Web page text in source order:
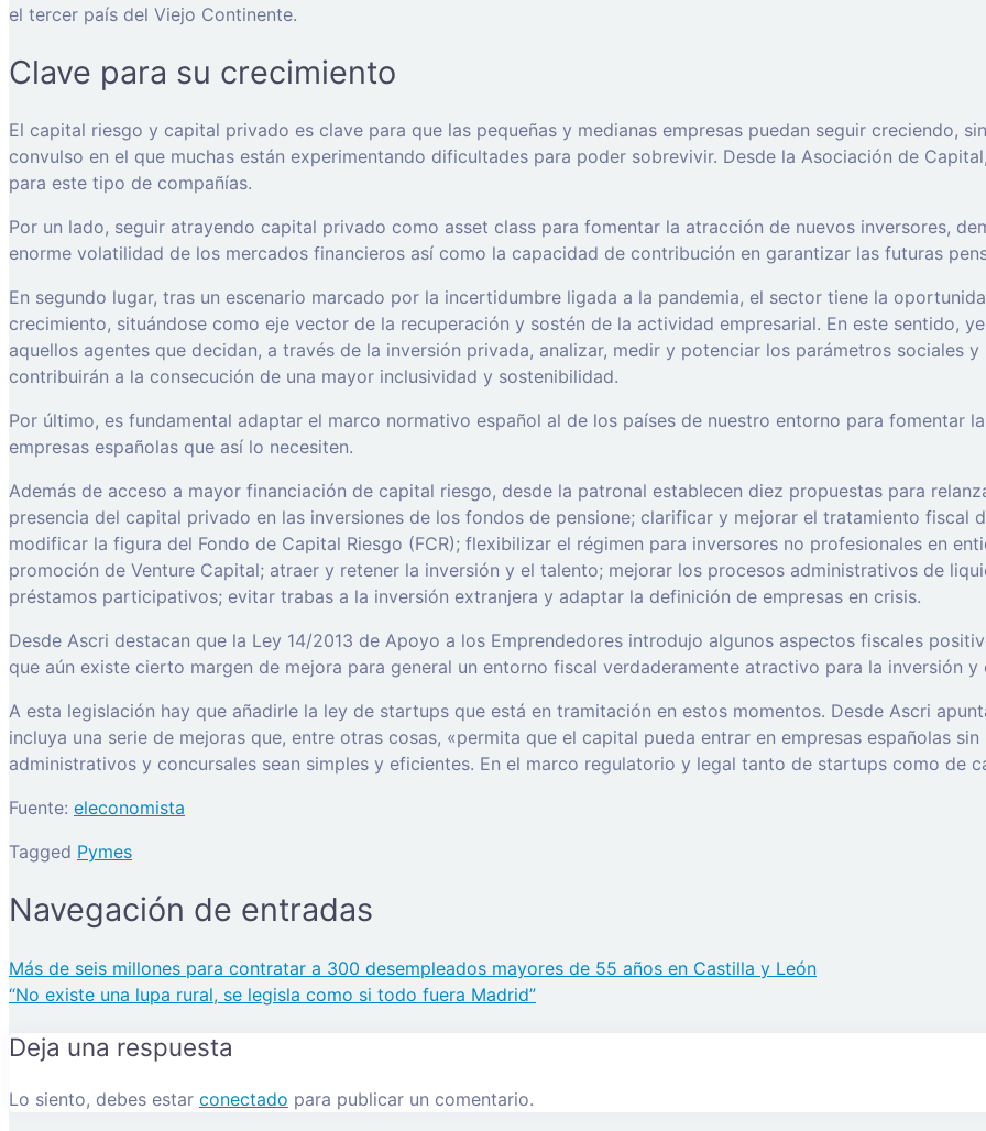
el tercer país del Viejo Continente.
Clave para su crecimiento
El capital riesgo y capital privado es clave para que las pequeñas y medianas empresas puedan seguir creciendo,
convulso en el que muchas están experimentando dificultades para poder sobrevivir. Desde la Asociación de
para este tipo de compañías.
Por un lado, seguir atrayendo capital privado como asset class para fomentar la atracción de nuevos inversores,
enorme volatilidad de los mercados financieros así como la capacidad de contribución en garantizar las futuras
En segundo lugar, tras un escenario marcado por la incertidumbre ligada a la pandemia, el sector tiene la
crecimiento, situándose como eje vector de la recuperación y sostén de la actividad empresarial. En este sentido,
aquellos agentes que decidan, a través de la inversión privada, analizar, medir y potenciar los parámetros sociales
contribuirán a la consecución de una mayor inclusividad y sostenibilidad.
Por último, es fundamental adaptar el marco normativo español al de los países de nuestro entorno para fomentar
empresas españolas que así lo necesiten.
Además de acceso a mayor financiación de capital riesgo, desde la patronal establecen diez propuestas para
presencia del capital privado en las inversiones de los fondos de pensione; clarificar y mejorar el tratamiento fiscal
modificar la figura del Fondo de Capital Riesgo (FCR); flexibilizar el régimen para inversores no profesionales en
promoción de Venture Capital; atraer y retener la inversión y el talento; mejorar los procesos administrativos de
préstamos participativos; evitar trabas a la inversión extranjera y adaptar la definición de empresas en crisis.
Desde Ascri destacan que la Ley 14/2013 de Apoyo a los Emprendedores introdujo algunos aspectos fiscales
que aún existe cierto margen de mejora para general un entorno fiscal verdaderamente atractivo para la inversión y
A esta legislación hay que añadirle la ley de startups que está en tramitación en estos momentos. Desde Ascri
incluya una serie de mejoras que, entre otras cosas, «permita que el capital pueda entrar en empresas españolas
administrativos y concursales sean simples y eficientes. En el marco regulatorio y legal tanto de startups como de
Fuente: eleconomista
Tagged Pymes
Navegación de entradas
Más de seis millones para contratar a 300 desempleados mayores de 55 años en Castilla y León
“No existe una lupa rural, se legisla como si todo fuera Madrid”
Deja una respuesta
Lo siento, debes estar conectado para publicar un comentario.